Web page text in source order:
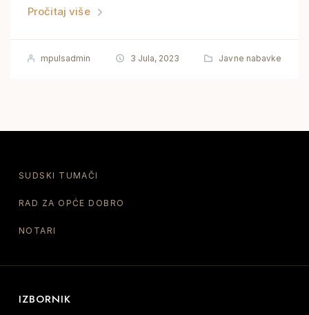
Pročitaj više
mpulsadmin 3 Jula, 2023 Javne nabavke
SUDSKI TUMAČI
RAD ZA OPĆE DOBRO
NOTARI
IZBORNIK